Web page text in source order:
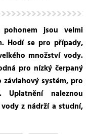
pohonem jsou velmi
Hodí se pro případy,
množství vody.
pro nízký čerpaný
systém, pro
naleznou
z nádrží a studní,